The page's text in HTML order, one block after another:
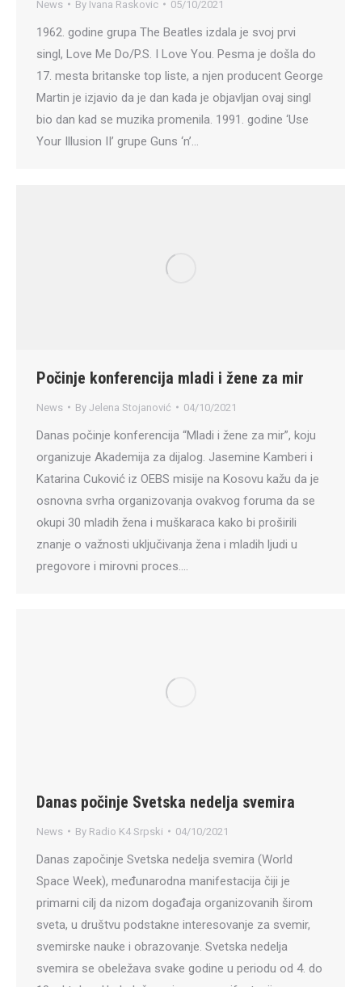
News By Ivana Raskovic 05/10/2021
1962. godine grupa The Beatles izdala je svoj prvi
singl, Love Me Do/P.S. I Love You. Pesma je došla do
17. mesta britanske top liste, a njen producent George
Martin je izjavio da je dan kada je objavljan ovaj singl
bio dan kad se muzika promenila. 1991. godine ‘Use
Your Illusion II’ grupe Guns ‘n’…
Počinje konferencija mladi i žene za mir
News By Jelena Stojanović 04/10/2021
Danas počinje konferencija “Mladi i žene za mir”, koju
organizuje Akademija za dijalog. Jasemine Kamberi i
Katarina Cuković iz OEBS misije na Kosovu kažu da je
osnovna svrha organizovanja ovakvog foruma da se
okupi 30 mladih žena i muškaraca kako bi proširili
znanje o važnosti uključivanja žena i mladih ljudi u
pregovore i mirovni proces.…
Danas počinje Svetska nedelja svemira
News By Radio K4 Srpski 04/10/2021
Danas započinje Svetska nedelja svemira (World
Space Week), međunarodna manifestacija čiji je
primarni cilj da nizom događaja organizovanih širom
sveta, u društvu podstakne interesovanje za svemir,
svemirske nauke i obrazovanje. Svetska nedelja
svemira se obeležava svake godine u periodu od 4. do